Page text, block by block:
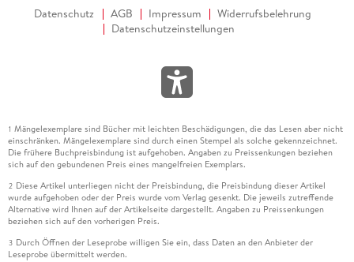
Datenschutz AGB Impressum
Widerrufsbelehrung
Datenschutzeinstellungen
1 Mängelexemplare sind Bücher mit leichten Beschädigungen, die das Lesen aber nicht
einschränken. Mängelexemplare sind durch einen Stempel als solche gekennzeichnet.
Die frühere Buchpreisbindung ist aufgehoben. Angaben zu Preissenkungen beziehen
sich auf den gebundenen Preis eines mangelfreien Exemplars.
2 Diese Artikel unterliegen nicht der Preisbindung, die Preisbindung dieser Artikel
wurde aufgehoben oder der Preis wurde vom Verlag gesenkt. Die jeweils zutreffende
Alternative wird Ihnen auf der Artikelseite dargestellt. Angaben zu Preissenkungen
beziehen sich auf den vorherigen Preis.
3 Durch Öffnen der Leseprobe willigen Sie ein, dass Daten an den Anbieter der
Leseprobe übermittelt werden.